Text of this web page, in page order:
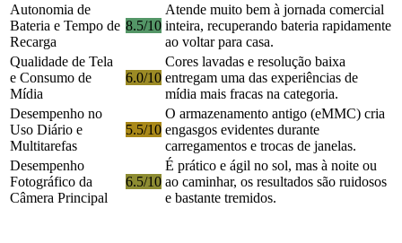
Autonomia de
Bateria e Tempo de
Recarga
8.5/10
Atende muito bem à jornada comercial
inteira, recuperando bateria rapidamente
ao voltar para casa.
Qualidade de Tela
e Consumo de
Mídia
6.0/10
Cores lavadas e resolução baixa
entregam uma das experiências de
mídia mais fracas na categoria.
Desempenho no
Uso Diário e
Multitarefas
5.5/10
O armazenamento antigo (eMMC) cria
engasgos evidentes durante
carregamentos e trocas de janelas.
Desempenho
Fotográfico da
Câmera Principal
6.5/10
É prático e ágil no sol, mas à noite ou
ao caminhar, os resultados são ruidosos
e bastante tremidos.